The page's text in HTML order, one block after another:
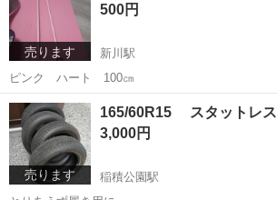
売ります
500円
新川駅
ピンク ハート 100㎝
北海道 札幌市 スキー ピンク
売ります
165/60R15 スタットレス
3,000円
稲積公園駅